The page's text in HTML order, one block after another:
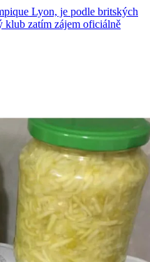
Lyon, je podle britských
klub zatím zájem oficiálně